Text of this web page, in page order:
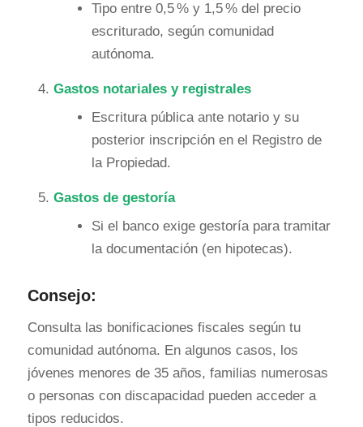
Tipo entre 0,5 % y 1,5 % del precio
escriturado, según comunidad
autónoma.
Gastos notariales y registrales
Escritura pública ante notario y su
posterior inscripción en el Registro de
la Propiedad.
Gastos de gestoría
Si el banco exige gestoría para tramitar
la documentación (en hipotecas).
Consejo:
Consulta las bonificaciones fiscales según tu
comunidad autónoma. En algunos casos, los
jóvenes menores de 35 años, familias numerosas
o personas con discapacidad pueden acceder a
tipos reducidos.